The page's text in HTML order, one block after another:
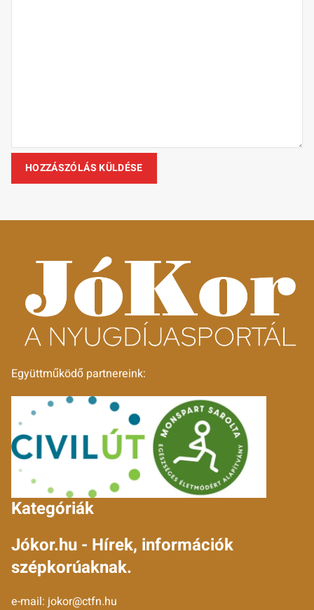
Együttműködő partnereink:
Kategóriák
Jókor.hu - Hírek, információk
szépkorúaknak.
e-mail: jokor@ctfn.hu